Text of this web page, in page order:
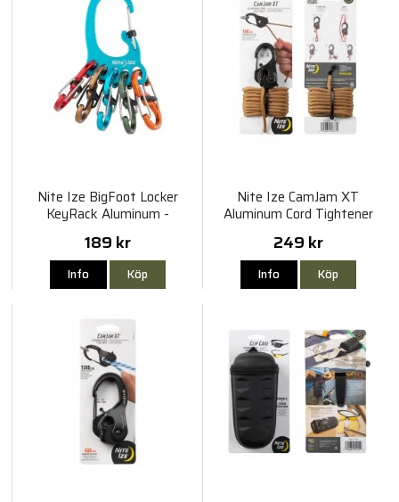
Nite Ize BigFoot Locker
KeyRack Aluminum -
Assorted
189 kr
Info Köp
Nite Ize CamJam XT
Aluminum Cord Tightener
with Coyote Paracord
249 kr
Info Köp